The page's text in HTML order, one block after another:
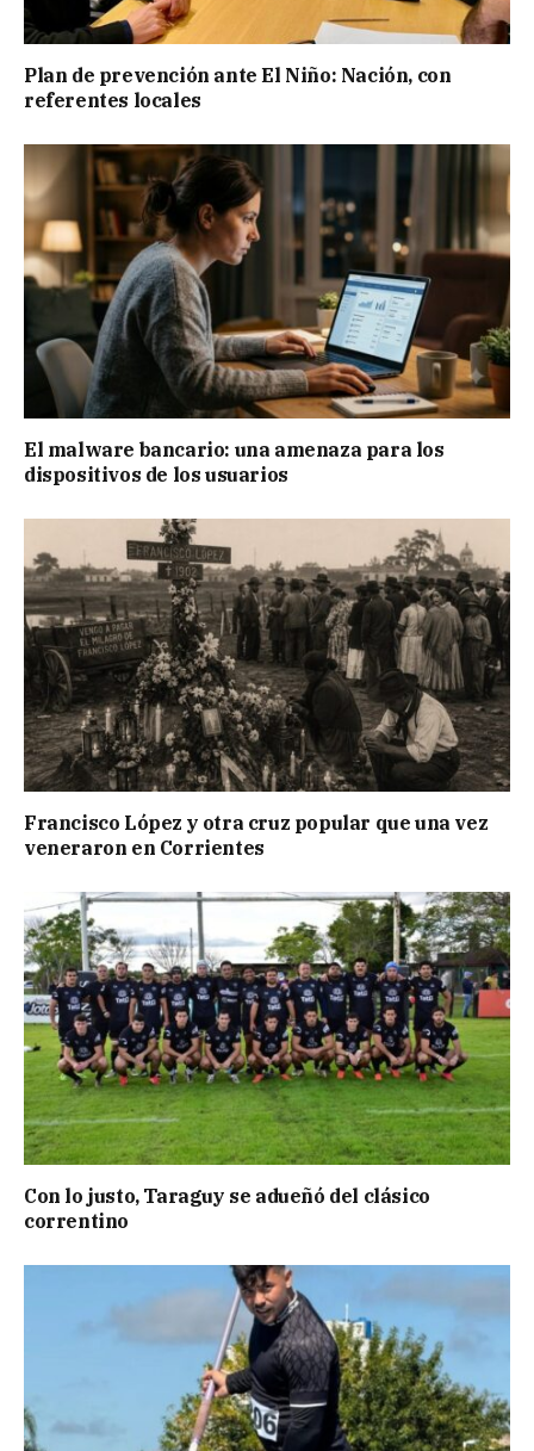
Plan de prevención ante El Niño: Nación, con
referentes locales
El malware bancario: una amenaza para los
dispositivos de los usuarios
Francisco López y otra cruz popular que una vez
veneraron en Corrientes
Con lo justo, Taraguy se adueñó del clásico
correntino